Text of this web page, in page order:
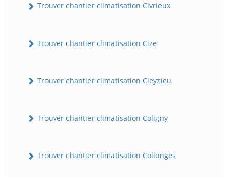
Trouver chantier climatisation Civrieux
Trouver chantier climatisation Cize
Trouver chantier climatisation Cleyzieu
Trouver chantier climatisation Coligny
Trouver chantier climatisation Collonges